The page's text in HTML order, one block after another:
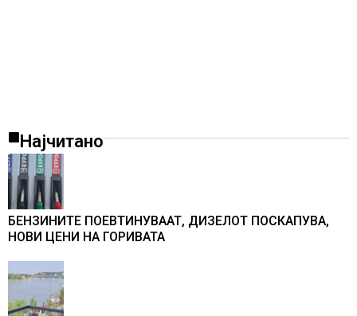
Најчитано
БЕНЗИНИТЕ ПОЕВТИНУВААТ, ДИЗЕЛОТ ПОСКАПУВА,
НОВИ ЦЕНИ НА ГОРИВАТА